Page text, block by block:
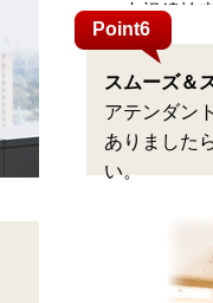
・内視鏡検
Point6
スムーズ＆
アテンダン
ありました
い。